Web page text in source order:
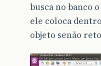
busca no banco
ele coloca
objeto senão